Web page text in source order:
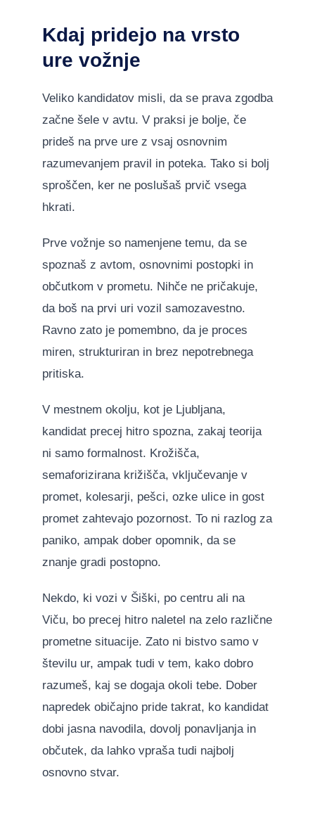
Kdaj pridejo na vrsto
ure vožnje
Veliko kandidatov misli, da se prava zgodba
začne šele v avtu. V praksi je bolje, če
prideš na prve ure z vsaj osnovnim
razumevanjem pravil in poteka. Tako si bolj
sproščen, ker ne poslušaš prvič vsega
hkrati.
Prve vožnje so namenjene temu, da se
spoznaš z avtom, osnovnimi postopki in
občutkom v prometu. Nihče ne pričakuje,
da boš na prvi uri vozil samozavestno.
Ravno zato je pomembno, da je proces
miren, strukturiran in brez nepotrebnega
pritiska.
V mestnem okolju, kot je Ljubljana,
kandidat precej hitro spozna, zakaj teorija
ni samo formalnost. Krožišča,
semaforizirana križišča, vključevanje v
promet, kolesarji, pešci, ozke ulice in gost
promet zahtevajo pozornost. To ni razlog za
paniko, ampak dober opomnik, da se
znanje gradi postopno.
Nekdo, ki vozi v Šiški, po centru ali na
Viču, bo precej hitro naletel na zelo različne
prometne situacije. Zato ni bistvo samo v
številu ur, ampak tudi v tem, kako dobro
razumeš, kaj se dogaja okoli tebe. Dober
napredek običajno pride takrat, ko kandidat
dobi jasna navodila, dovolj ponavljanja in
občutek, da lahko vpraša tudi najbolj
osnovno stvar.